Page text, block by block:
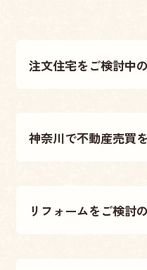
注文住宅をご検討中
施工事例
神奈川で不動産売買
不動産情報
リフォームをご検討